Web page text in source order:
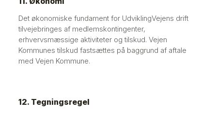
Det økonomiske fundament for UdviklingVejens drift
tilvejebringes af medlemskontingenter,
erhvervsmæssige aktiviteter og tilskud. Vejen
Kommunes tilskud fastsættes på baggrund af aftale
med Vejen Kommune.
12. Tegningsregel